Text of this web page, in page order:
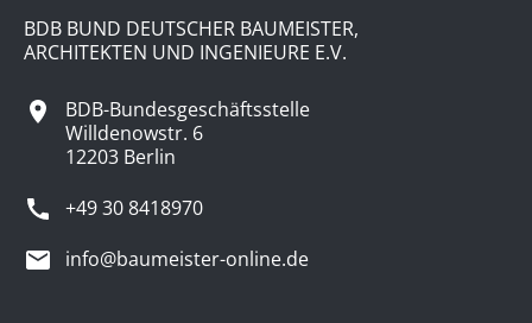
BDB BUND DEUTSCHER BAUMEISTER,
ARCHITEKTEN UND INGENIEURE E.V.
BDB-Bundesgeschäftsstelle
Willdenowstr. 6
12203 Berlin
+49 30 8418970
info@baumeister-online.de